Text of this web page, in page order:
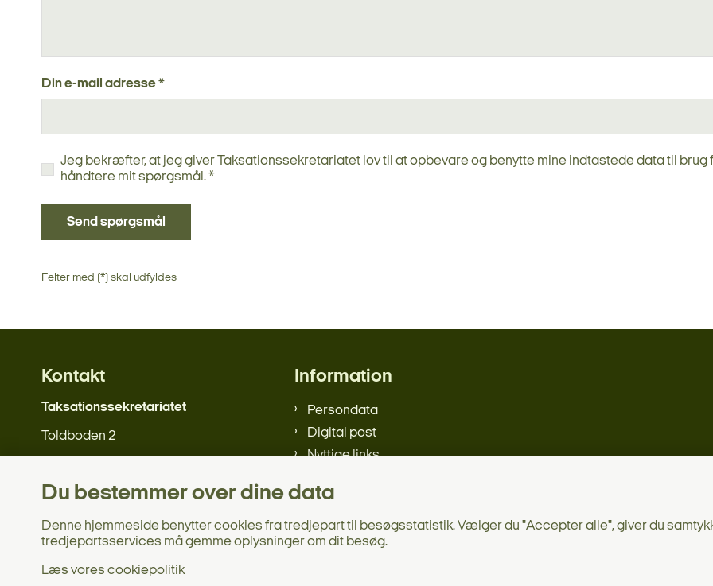
Din e-mail adresse *
Jeg bekræfter, at jeg giver Taksationssekretariatet lov til at opbevare og benytte mine indtastede data til brug
håndtere mit spørgsmål. *
Send spørgsmål
Felter med (*) skal udfyldes
Kontakt
Taksationssekretariatet
Toldboden 2
Tlf.: 7221 8880
Send mail
Information
Persondata
Digital post
Nyttige links
Du bestemmer over dine data
Denne hjemmeside benytter cookies fra tredjepart til besøgsstatistik. Vælger du "Accepter alle", giver du
tredjepartsservices må gemme oplysninger om dit besøg.
Læs vores cookiepolitik